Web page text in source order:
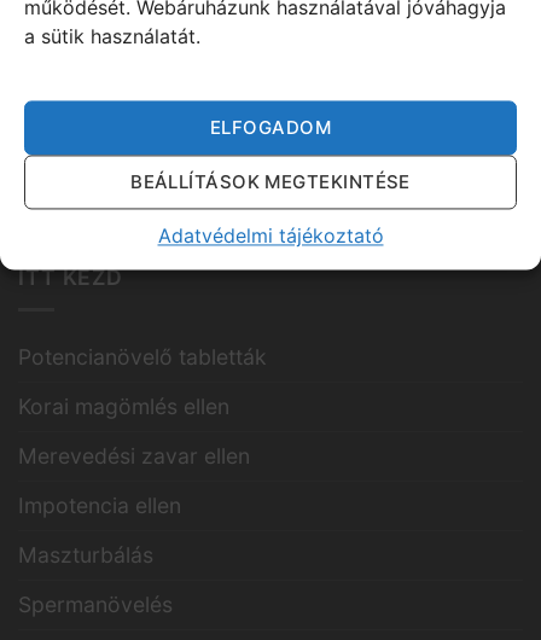
működését. Webáruházunk használatával jóváhagyja
a sütik használatát.
ELFOGADOM
BEÁLLÍTÁSOK MEGTEKINTÉSE
Adatvédelmi tájékoztató
100% legális termékek - OÉTI
Hatóanyagok
Viagra tájékoztató
ITT KEZD
Potencianövelő tabletták
Korai magömlés ellen
Merevedési zavar ellen
Impotencia ellen
Maszturbálás
Spermanövelés